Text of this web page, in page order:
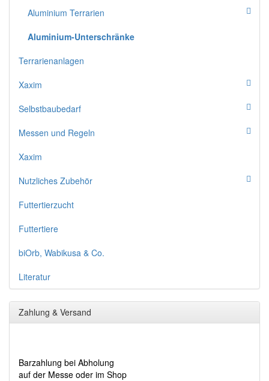
Aluminium Terrarien
Aluminium-Unterschränke
Terrarienanlagen
Xaxim
Selbstbaubedarf
Messen und Regeln
Xaxim
Nutzliches Zubehör
Futtertierzucht
Futtertiere
biOrb, Wabikusa & Co.
Literatur
Zahlung & Versand
Barzahlung bei Abholung
auf der Messe oder im Shop